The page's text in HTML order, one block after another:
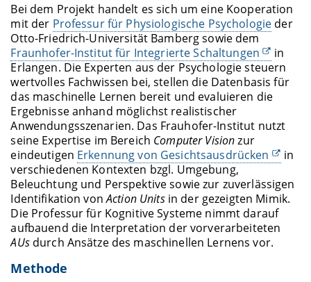
Bei dem Projekt handelt es sich um eine Kooperation
mit der Professur für Physiologische Psychologie der
Otto-Friedrich-Universität Bamberg sowie dem
Fraunhofer-Institut für Integrierte Schaltungen
in
Erlangen. Die Experten aus der Psychologie steuern
wertvolles Fachwissen bei, stellen die Datenbasis für
das maschinelle Lernen bereit und evaluieren die
Ergebnisse anhand möglichst realistischer
Anwendungsszenarien. Das Frauhofer-Institut nutzt
seine Expertise im Bereich Computer Visionzur
eindeutigen Erkennung von Gesichtsausdrücken
in
verschiedenen Kontexten bzgl. Umgebung,
Beleuchtung und Perspektive sowie zur zuverlässigen
Identifikation vonAction Unitsin der gezeigten Mimik.
Die Professur für Kognitive Systeme nimmt darauf
aufbauend die Interpretation der vorverarbeiteten
AUsdurch Ansätze des maschinellen Lernens vor.
Methode